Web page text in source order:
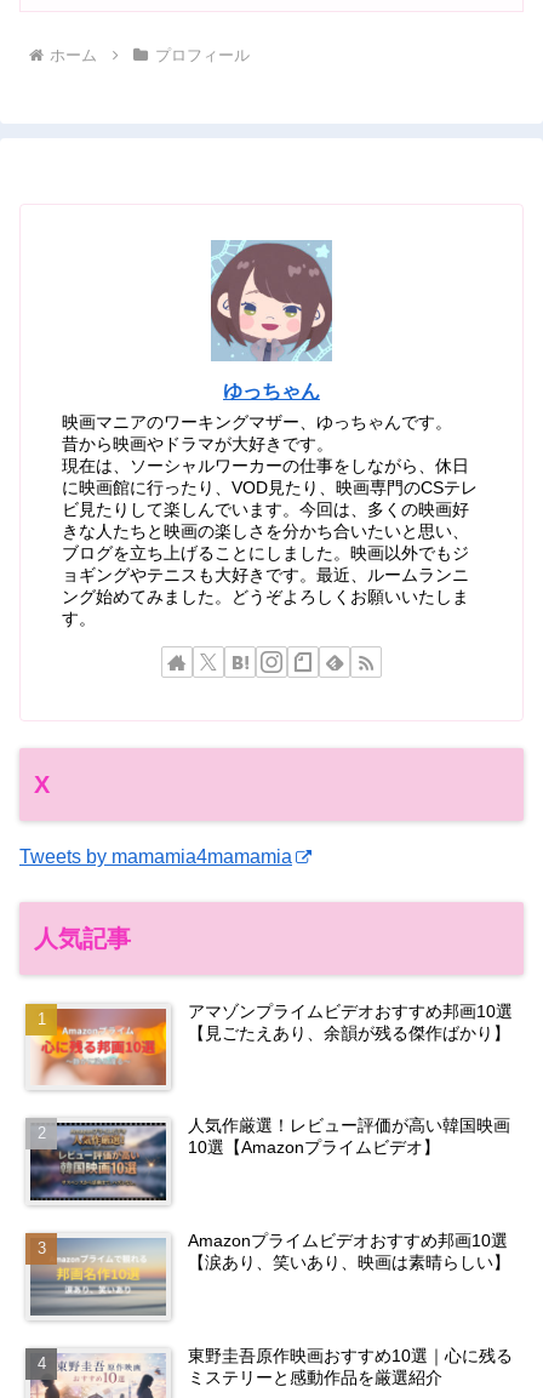
ホーム プロフィール
ゆっちゃん
映画マニアのワーキングマザー、ゆっちゃんです。
昔から映画やドラマが大好きです。
現在は、ソーシャルワーカーの仕事をしながら、休日
に映画館に行ったり、VOD見たり、映画専門のCSテレ
ビ見たりして楽しんでいます。今回は、多くの映画好
きな人たちと映画の楽しさを分かち合いたいと思い、
ブログを立ち上げることにしました。映画以外でもジ
ョギングやテニスも大好きです。最近、ルームランニ
ング始めてみました。どうぞよろしくお願いいたしま
す。
X
Tweets by mamamia4mamamia
人気記事
アマゾンプライムビデオおすすめ邦画10選
【見ごたえあり、余韻が残る傑作ばかり】
人気作厳選！レビュー評価が高い韓国映画
10選【Amazonプライムビデオ】
Amazonプライムビデオおすすめ邦画10選
【涙あり、笑いあり、映画は素晴らしい】
東野圭吾原作映画おすすめ10選｜心に残る
ミステリーと感動作品を厳選紹介